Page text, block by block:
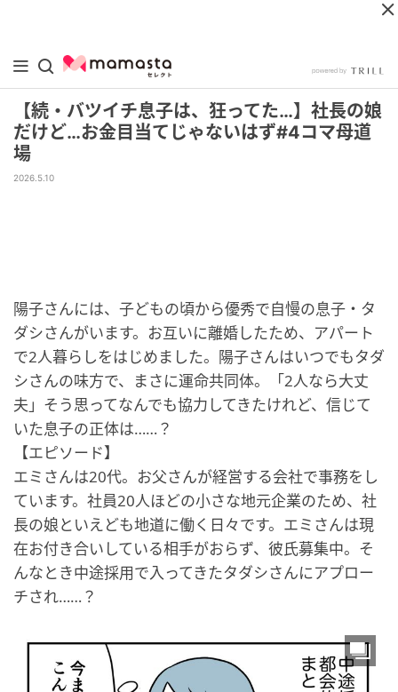
【続・バツイチ息子は、狂ってた…】社長の娘
だけど…お金目当てじゃないはず#4コマ母道
場
2026.5.10
陽子さんには、子どもの頃から優秀で自慢の息子・タ
ダシさんがいます。お互いに離婚したため、アパート
で2人暮らしをはじめました。陽子さんはいつでもタダ
シさんの味方で、まさに運命共同体。「2人なら大丈
夫」そう思ってなんでも協力してきたけれど、信じて
いた息子の正体は……？
【エピソード】
エミさんは20代。お父さんが経営する会社で事務をし
ています。社員20人ほどの小さな地元企業のため、社
長の娘といえども地道に働く日々です。エミさんは現
在お付き合いしている相手がおらず、彼氏募集中。そ
んなとき中途採用で入ってきたタダシさんにアプロー
チされ……？